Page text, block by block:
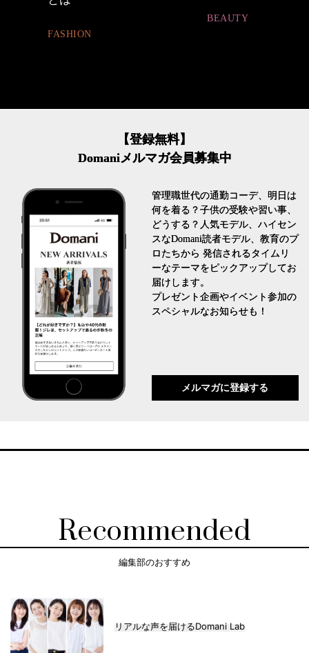
FASHION
BEAUTY
【登録無料】
Domaniメルマガ会員募集中
管理職世代の通勤コーデ、明日は
何を着る？子供の受験や習い事、
どうする？人気モデル、ハイセン
スなDomani読者モデル、教育のプ
ロたちから 発信されるタイムリ
ーなテーマをピックアップしてお
届けします。
プレゼント企画やイベント参加の
スペシャルなお知らせも！
メルマガに登録する
Recommended
編集部のおすすめ
リアルな声を届けるDomani Lab